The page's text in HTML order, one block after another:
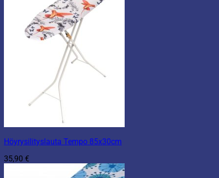
Höyrysilityslauta Tempo 85x30cm
35,90 €